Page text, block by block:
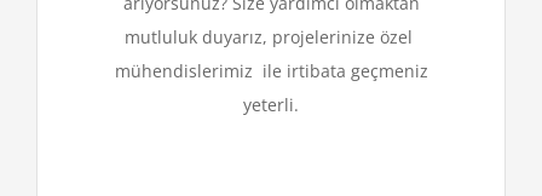
mutluluk duyarız, projelerinize özel
mühendislerimiz ile irtibata geçmeniz
yeterli.